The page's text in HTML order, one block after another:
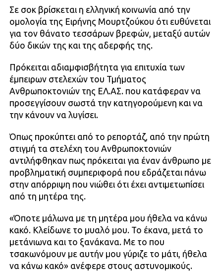
Σε σοκ βρίσκεται η ελληνική κοινωνία από την
ομολογία της Ειρήνης Μουρτζούκου ότι ευθύνεται
για τον θάνατο τεσσάρων βρεφών, μεταξύ αυτών
δύο δικών της και της αδερφής της.
Πρόκειται αδιαμφισβήτητα για επιτυχία των
έμπειρων στελεχών του Τμήματος
Ανθρωποκτονιών της ΕΛ.ΑΣ. που κατάφεραν να
προσεγγίσουν σωστά την κατηγορούμενη και να
την κάνουν να λυγίσει.
Όπως προκύπτει από το ρεπορτάζ, από την πρώτη
στιγμή τα στελέχη του Ανθρωποκτονιών
αντιλήφθηκαν πως πρόκειται για έναν άνθρωπο με
προβληματική συμπεριφορά που εδράζεται πάνω
στην απόρριψη που νιώθει ότι έχει αντιμετωπίσει
από τη μητέρα της.
«Όποτε μάλωνα με τη μητέρα μου ήθελα να κάνω
κακό. Κλείδωνε το μυαλό μου. Το έκανα, μετά το
μετάνιωνα και το ξανάκανα. Με το που
τσακωνόμουν με αυτήν μου γύριζε το μάτι, ήθελα
να κάνω κακό» ανέφερε στους αστυνομικούς.